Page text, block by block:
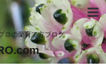
ロの蘭育て方ブログ